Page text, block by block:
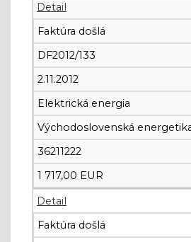
Detail
Faktúra došlá
DF2012/133
2.11.2012
Elektrická energia
Východoslovenská
36211222
1 717,00 EUR
Detail
Faktúra došlá